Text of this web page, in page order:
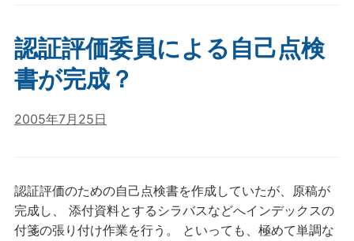
認証評価委員による自己点検
書が完成？
2005年7月25日
認証評価のための自己点検書を作成していたが、原稿が
完成し、 添付資料とするシラバスなどへインデックスの
付箋の張り付け作業を行う。 といっても、極めて単調な